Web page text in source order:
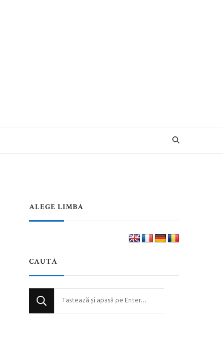
ALEGE LIMBA
CAUTĂ
Cauți
ceva?